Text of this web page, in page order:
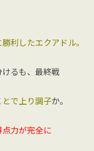
勝利したエクアドル。
るも、最終戦
とで上り調子か。
点力が完全に